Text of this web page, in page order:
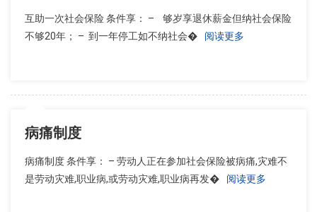
互助一次社会保险 条件享： – 够岁享退休薪金但纳社会保险
不够20年； – 到一年停工如不纳社会�
阅读更多
病痛制度
病痛制度 条件享： – 劳动人正在参加社会保险被病痛,灾难不
是劳动灾难,职业病,或劳动灾难,职业病再发�
阅读更多